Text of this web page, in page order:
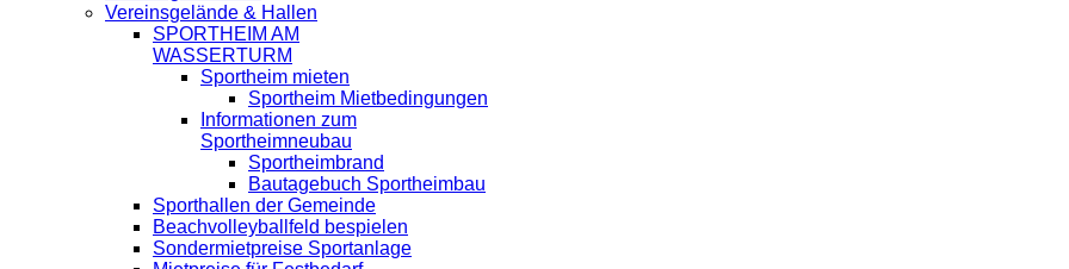
Vereinsgelände & Hallen
SPORTHEIM AM
WASSERTURM
Sportheim mieten
Sportheim Mietbedingungen
Informationen zum
Sportheimneubau
Sportheimbrand
Bautagebuch Sportheimbau
Sporthallen der Gemeinde
Beachvolleyballfeld bespielen
Sondermietpreise Sportanlage